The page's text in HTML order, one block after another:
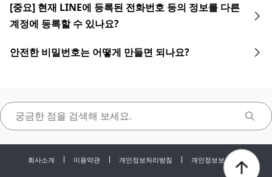
[중요] 현재 LINE에 등록된 전화번호 등의 정보를 다른
계정에 등록할 수 있나요?
안전한 비밀번호는 어떻게 만들면 되나요?
회사소개 이용약관 개인정보처리방침 개인정보보호센터